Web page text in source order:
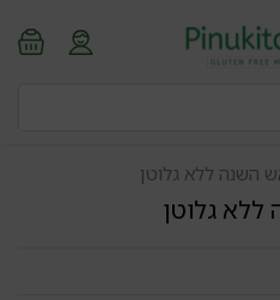
השנה ללא גלוטן
ללא גלוטן